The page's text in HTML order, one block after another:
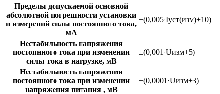
Пределы допускаемой основной
абсолютной погрешности установки
и измерений силы постоянного тока,
мА
±(0,005·Iуст(изм)+10)
Нестабильность напряжения
постоянного тока при изменении
силы тока в нагрузке, мВ
±(0,001·Uизм+5)
Нестабильность напряжения
постоянного тока при изменении
напряжения питания , мВ
±(0,0001·Uизм+3)